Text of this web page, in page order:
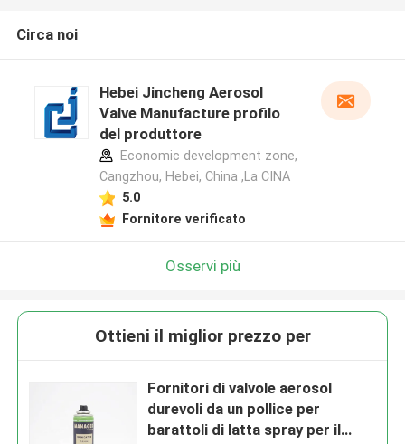
Circa noi
Hebei Jincheng Aerosol
Valve Manufacture profilo
del produttore
Economic development zone,
Cangzhou, Hebei, China ,La CINA
5.0
Fornitore verificato
Osservi più
Ottieni il miglior prezzo per
Fornitori di valvole aerosol
durevoli da un pollice per
barattoli di latta spray per il